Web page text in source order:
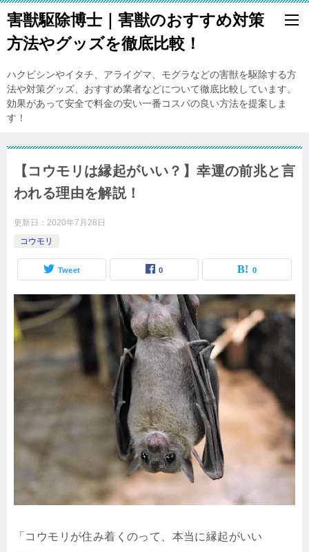
害獣駆除博士｜害獣のおすすめ対策
方法やグッズを徹底比較！
ハクビシンやイタチ、アライグマ、モグラなどの害獣を駆除する方
法や対策グッズ、おすすめ業者などについて徹底比較しています。
効果があって安全で料金の安い一番コスパの良い方法を提案しま
す！
【コウモリは縁起がいい？】幸運の前兆と言
われる理由を解説！
更新日： 2020年7月28日
コウモリ
Tweet 0 0
「コウモリが住み着くのって、本当に縁起がいい